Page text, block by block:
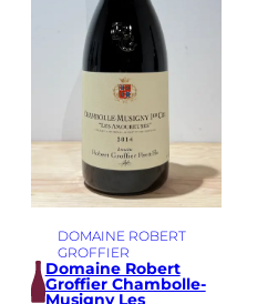
DOMAINE ROBERT
GROFFIER
Domaine Robert
Groffier Chambolle-
Musigny Les